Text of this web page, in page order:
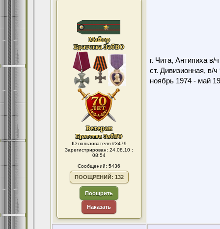
ID пользователя #3479
Зарегистрирован: 24.08.10 :
08:54
Сообщений: 5436
ПООЩРЕНИЙ: 132
Поощрить
Наказать
г. Чита, Антипиха в/
ст. Дивизионная, в/ч
ноябрь 1974 - май